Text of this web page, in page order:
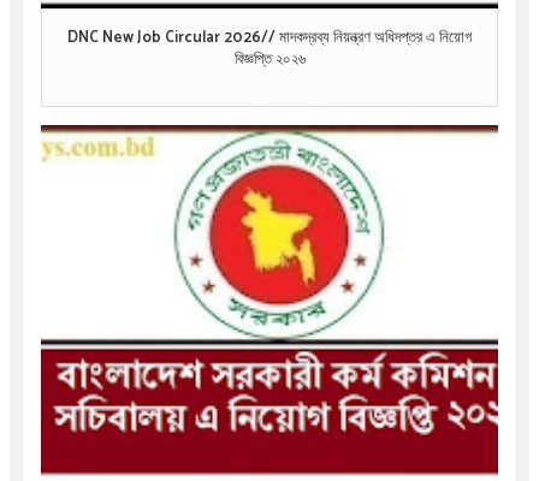
DNC New Job Circular 2026// মাদকদ্রব্য নিয়ন্ত্রণ অধিদপ্তর এ নিয়োগ
বিজ্ঞপ্তি ২০২৬